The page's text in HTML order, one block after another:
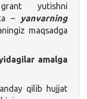
yutishni
– yanvarning
maqsadga
amalga
qilib hujjat